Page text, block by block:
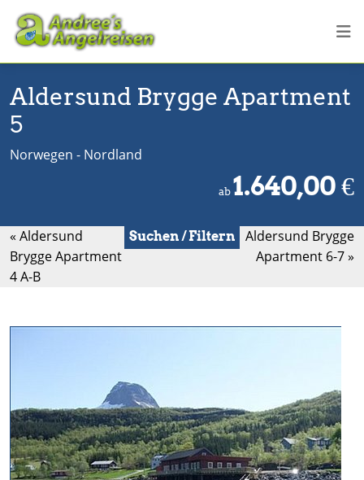
Aldersund Brygge Apartment
5
Norwegen - Nordland
ab 1.640,00€
« Aldersund
Brygge Apartment
4 A-B
Suchen / Filtern
Aldersund Brygge
Apartment 6-7 »